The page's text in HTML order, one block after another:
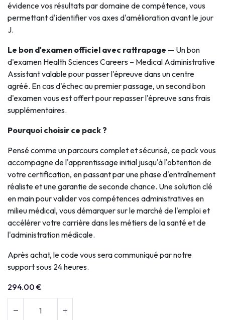
évidence vos résultats par domaine de compétence, vous
permettant d'identifier vos axes d'amélioration avant le jour
J.
Le bon d'examen officiel avec rattrapage — Un bon
d'examen Health Sciences Careers – Medical Administrative
Assistant valable pour passer l'épreuve dans un centre
agréé. En cas d'échec au premier passage, un second bon
d'examen vous est offert pour repasser l'épreuve sans frais
supplémentaires.
Pourquoi choisir ce pack ?
Pensé comme un parcours complet et sécurisé, ce pack vous
accompagne de l'apprentissage initial jusqu'à l'obtention de
votre certification, en passant par une phase d'entraînement
réaliste et une garantie de seconde chance. Une solution clé
en main pour valider vos compétences administratives en
milieu médical, vous démarquer sur le marché de l'emploi et
accélérer votre carrière dans les métiers de la santé et de
l'administration médicale.
Après achat, le code vous sera communiqué par notre
support sous 24 heures.
294.00 €